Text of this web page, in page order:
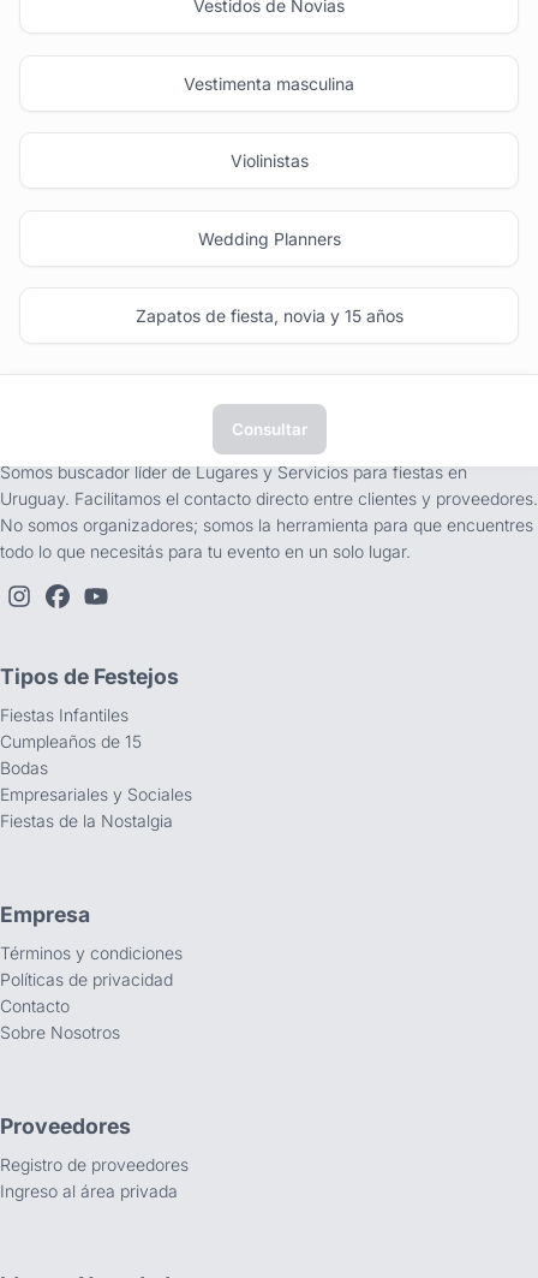
Vestidos de Novias
Vestimenta masculina
Violinistas
Wedding Planners
Zapatos de fiesta, novia y 15 años
Consultar
Somos buscador líder de Lugares y Servicios para fiestas en
Uruguay. Facilitamos el contacto directo entre clientes y proveedores.
No somos organizadores; somos la herramienta para que encuentres
todo lo que necesitás para tu evento en un solo lugar.
Tipos de Festejos
Fiestas Infantiles
Cumpleaños de 15
Bodas
Empresariales y Sociales
Fiestas de la Nostalgia
Empresa
Términos y condiciones
Políticas de privacidad
Contacto
Sobre Nosotros
Proveedores
Registro de proveedores
Ingreso al área privada